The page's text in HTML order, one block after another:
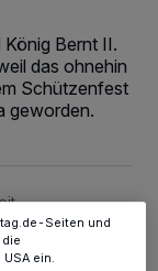
Bernt II.
das ohnehin
Schützenfest
geworden.
OK aktivieren Sie
Partner
aufgeführten
Inhalte und
Sie. Sie können
zu
Seiten und
die
ein.